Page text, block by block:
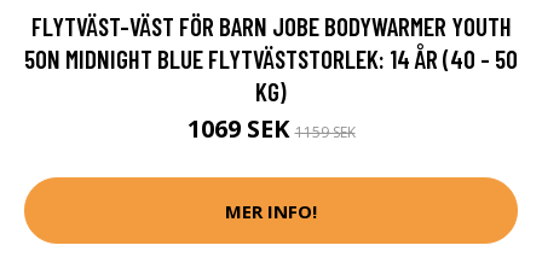
FLYTVÄST-VÄST FÖR BARN JOBE BODYWARMER YOUTH
50N MIDNIGHT BLUE FLYTVÄSTSTORLEK: 14 ÅR (40 - 50
KG)
1069 SEK1159 SEK
MER INFO!